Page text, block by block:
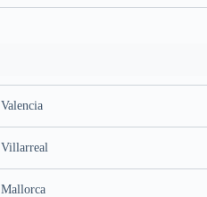
Valencia
Villarreal
Mallorca